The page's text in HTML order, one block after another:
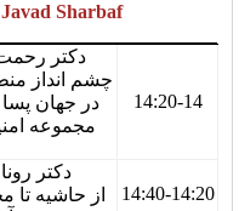
14-15:30 Head: Dr.
رحمت حاجی مینه
منطقه ای خاورمیانه
پسا داعش از منظر
امنیتی باری بوزان
ISIS
تا محراب: داعش در